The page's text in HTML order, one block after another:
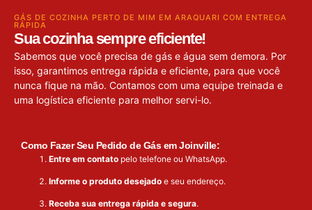
GÁS DE COZINHA PERTO DE MIM EM ARAQUARI COM ENTREGA
RÁPIDA
Sua cozinha sempre eficiente!
Sabemos que você precisa de gás e água sem demora. Por
isso, garantimos entrega rápida e eficiente, para que você
nunca fique na mão. Contamos com uma equipe treinada e
uma logística eficiente para melhor servi-lo.
Como Fazer Seu Pedido de Gás em Joinville:
Entre em contato pelo telefone ou WhatsApp.
Informe o produto desejado e seu endereço.
Receba sua entrega rápida e segura.